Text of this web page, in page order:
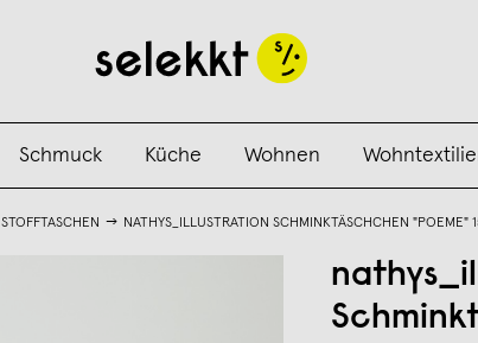
Schmuck Küche Wohnen
STOFFTASCHEN NATHYS_ILLUSTRATION SCHMINKTÄSCHCHEN "POEME"